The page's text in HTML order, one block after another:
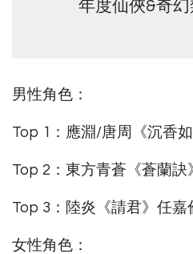
年度仙俠&奇
男性角色：
Top 1：應淵/唐周《沉香
Top 2：東方青蒼《蒼蘭訣
Top 3：陸炎《請君》任嘉
女性角色：